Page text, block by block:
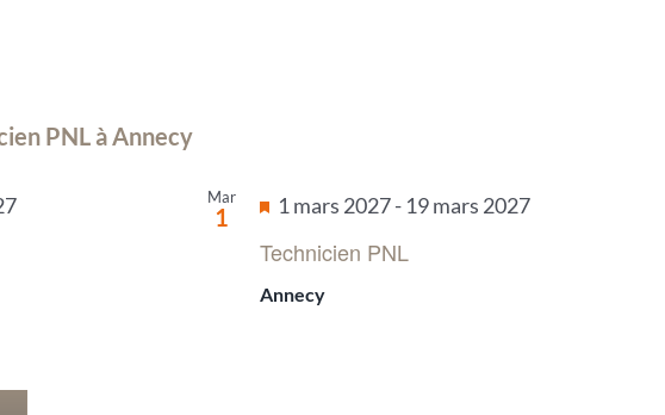
PNL à Annecy
Mar
1
Mis
1 mars 2027- 19 mars 2027
Technicien PNL
Annecy